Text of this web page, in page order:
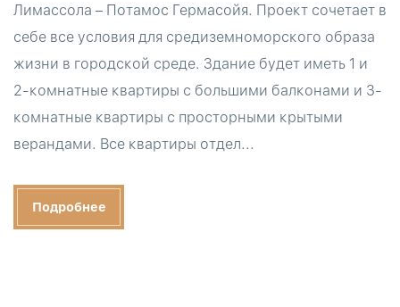
Лимассола – Потамос Гермасойя. Проект сочетает в
себе все условия для средиземноморского образа
жизни в городской среде. Здание будет иметь 1 и
2-комнатные квартиры с большими балконами и 3-
комнатные квартиры с просторными крытыми
верандами. Все квартиры отдел...
Подробнее